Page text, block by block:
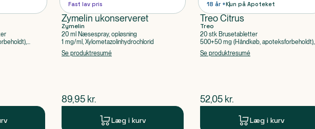
Fast lav pris
Zymelin ukonserveret
Zymelin
20 ml Næsespray, opløsning
1 mg/ml, Xylometazolinhydrochlorid
Se produktresumé
$nuværende pris
89,95 kr.
Læg i kurv
18 år +Kun på Apoteket
Treo Citrus
Treo
20 stk Brusetabletter
500+50 mg (Håndkøb, apoteksforbeholdt),
Acetylsalicylsyre, Caffein
Se produktresumé
$nuværende pris
52,05 kr.
Læg i kurv